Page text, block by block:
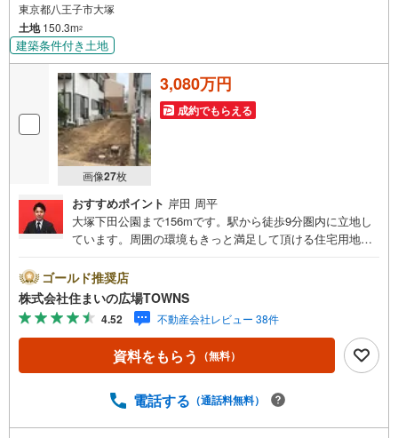
東京都八王子市大塚
土地150.3m2
建築条件付き土地
画像27枚
3,080万円
成約でもらえる
おすすめポイント 岸田 周平
大塚下田公園まで156mです。駅から徒歩9分圏内に立地し
ています。周囲の環境もきっと満足して頂ける住宅用地は
平米（公簿）の土地です。売地をお探しの方にぴったりの
土地がこちらです。環境の悪化をもたらす恐れのない工場
の建設を推進しており、住宅街も広がっていることの多い
準工業地域。前面道路6m以上は確保しているので車の出し
入れもラクラクです。【年中無休/9:00～21:00】人気物件
は特にお問い合わせが集中するため、お早めにお電話下さ
見学がスムーズです。■その他、各種ご相談も承っておりま
ゴールド推奨店
株式会社住まいの広場TOWNS
4.52 不動産会社レビュー 38件
資料をもらう （無料）
電話する （通話料無料）